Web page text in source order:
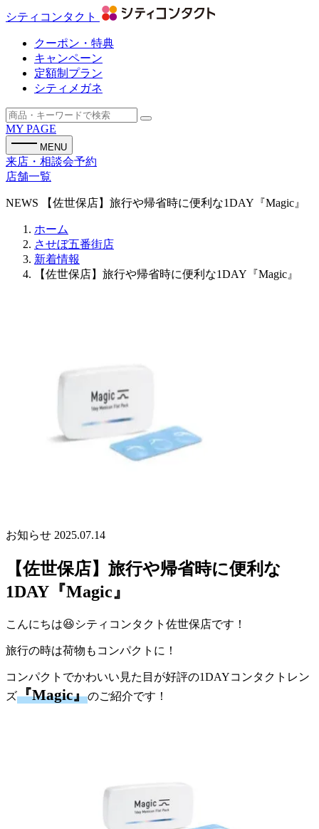
シティコンタクト
クーポン・特典
キャンペーン
定額制プラン
シティメガネ
MY PAGE
MENU
来店・相談会予約
店舗一覧
NEWS 【佐世保店】旅行や帰省時に便利な1DAY『Magic』
ホーム
させぼ五番街店
新着情報
【佐世保店】旅行や帰省時に便利な1DAY『Magic』
お知らせ 2025.07.14
【佐世保店】旅行や帰省時に便利な
1DAY『Magic』
こんにちは😆シティコンタクト佐世保店です！
旅行の時は荷物もコンパクトに！
コンパクトでかわいい見た目が好評の1DAYコンタクトレン
ズ『Magic』のご紹介です！